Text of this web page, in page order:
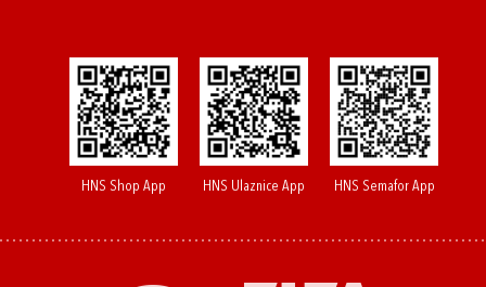
HNS Shop App HNS Ulaznice App HNS Semafor App